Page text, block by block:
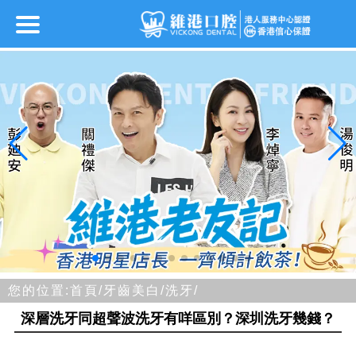
您的位置:首頁/ 牙齒美白/洗牙/
深層洗牙同超聲波洗牙有咩區別？深圳洗牙幾錢？